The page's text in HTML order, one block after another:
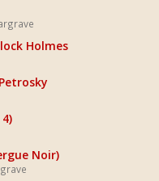
Holmes
Noir)